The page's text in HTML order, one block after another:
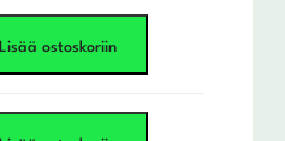
Lisää ostoskoriin